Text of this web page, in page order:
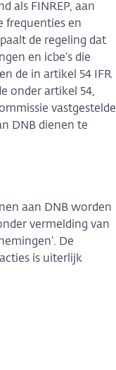
als FINREP, aan
frequenties en
de regeling dat
en icbe’s die
de in artikel 54 IFR
onder artikel 54,
vastgestelde
DNB dienen te
aan DNB worden
vermelding van
De
is uiterlijk